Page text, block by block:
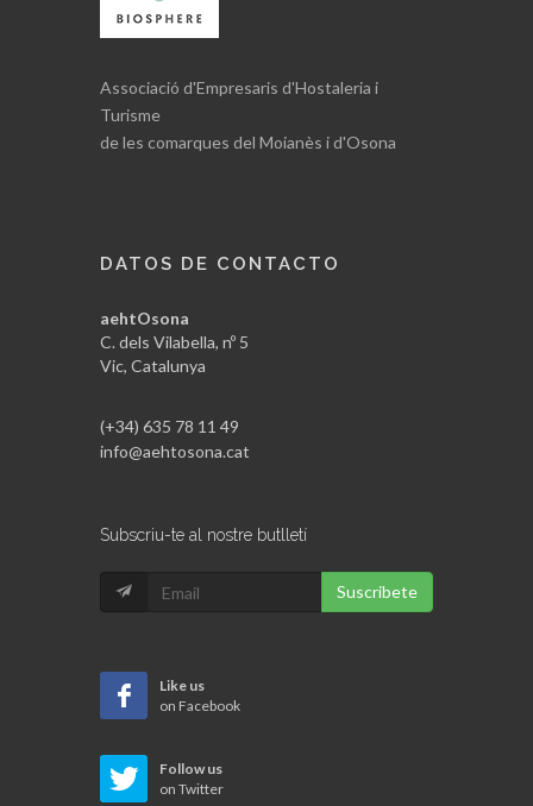
Associació d'Empresaris d'Hostaleria i
Turisme
de les comarques del Moianès i d'Osona
DATOS DE CONTACTO
aehtOsona
C. dels Vilabella, nº 5
Vic, Catalunya
(+34) 635 78 11 49
info@aehtosona.cat
Subscriu-te al nostre butlletí
Suscribete
Like us
on Facebook
Follow us
on Twitter